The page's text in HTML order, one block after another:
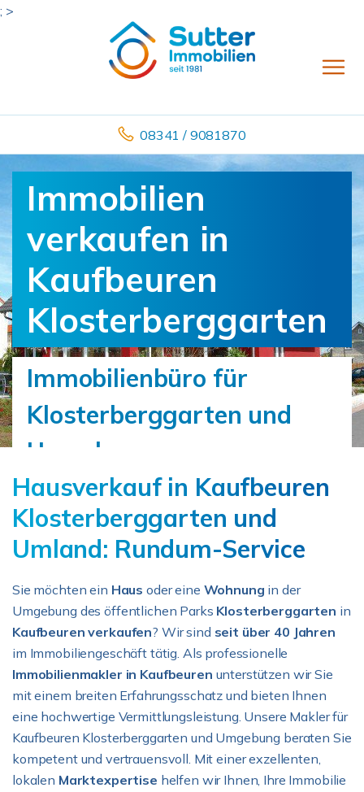
; >
08341 / 9081870
Immobilien
verkaufen in
Kaufbeuren
Klosterberggarten
Immobilienbüro für
Klosterberggarten und
Umgebung
Hausverkauf in Kaufbeuren
Klosterberggarten und
Umland: Rundum-Service
Sie möchten ein Haus oder eine Wohnung in der
Umgebung des öffentlichen Parks Klosterberggarten in
Kaufbeuren verkaufen? Wir sind seit über 40 Jahren
im Immobiliengeschäft tätig. Als professionelle
Immobilienmakler in Kaufbeuren unterstützen wir Sie
mit einem breiten Erfahrungsschatz und bieten Ihnen
eine hochwertige Vermittlungsleistung. Unsere Makler für
Kaufbeuren Klosterberggarten und Umgebung beraten Sie
kompetent und vertrauensvoll. Mit einer exzellenten,
lokalen Marktexpertise helfen wir Ihnen, Ihre Immobilie